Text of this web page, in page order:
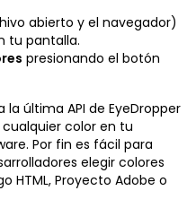
abierto y el navegador)
tu pantalla.
presionando el botón
última API de EyeDropper
cualquier color en tu
Por fin es fácil para
elegir colores
HTML, Proyecto Adobe o